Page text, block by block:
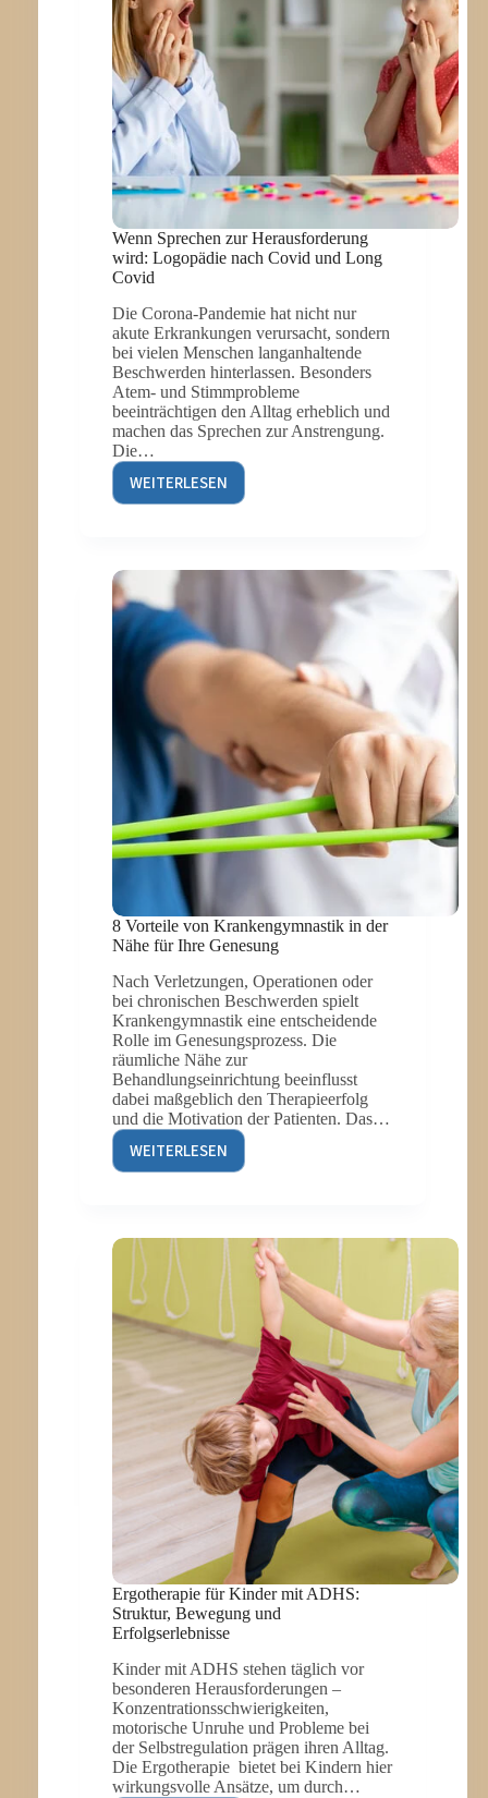
Wenn Sprechen zur Herausforderung
wird: Logopädie nach Covid und Long
Covid
Die Corona-Pandemie hat nicht nur
akute Erkrankungen verursacht, sondern
bei vielen Menschen langanhaltende
Beschwerden hinterlassen. Besonders
Atem- und Stimmprobleme
beeinträchtigen den Alltag erheblich und
machen das Sprechen zur Anstrengung.
Die…
WEITERLESEN
WENN
WIRD:
LOGOPÄDIE
NACH
COVID
UND
COVID
8 Vorteile von Krankengymnastik in der
Nähe für Ihre Genesung
Nach Verletzungen, Operationen oder
bei chronischen Beschwerden spielt
Krankengymnastik eine entscheidende
Rolle im Genesungsprozess. Die
räumliche Nähe zur
Behandlungseinrichtung beeinflusst
dabei maßgeblich den Therapieerfolg
und die Motivation der Patienten. Das…
WEITERLESEN
8
IN
DER
NÄHE
FÜR
IHRE
GENESUNG
Ergotherapie für Kinder mit ADHS:
Struktur, Bewegung und
Erfolgserlebnisse
Kinder mit ADHS stehen täglich vor
besonderen Herausforderungen –
Konzentrationsschwierigkeiten,
motorische Unruhe und Probleme bei
der Selbstregulation prägen ihren Alltag.
Die Ergotherapie bietet bei Kindern hier
wirkungsvolle Ansätze, um durch…